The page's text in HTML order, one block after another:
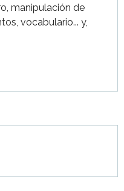
manipulación de
vocabulario... y,